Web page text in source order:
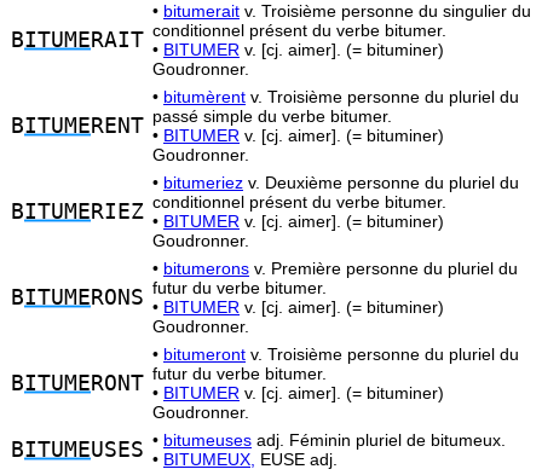
BITUME RAIT
• bitumerait v. Troisième personne du singulier du
conditionnel présent du verbe bitumer.
• BITUMER v. [cj. aimer]. (= bituminer)
Goudronner.
BITUME RENT
• bitumèrent v. Troisième personne du pluriel du
passé simple du verbe bitumer.
• BITUMER v. [cj. aimer]. (= bituminer)
Goudronner.
BITUME RIEZ
• bitumeriez v. Deuxième personne du pluriel du
conditionnel présent du verbe bitumer.
• BITUMER v. [cj. aimer]. (= bituminer)
Goudronner.
BITUME RONS
• bitumerons v. Première personne du pluriel du
futur du verbe bitumer.
• BITUMER v. [cj. aimer]. (= bituminer)
Goudronner.
BITUME RONT
• bitumeront v. Troisième personne du pluriel du
futur du verbe bitumer.
• BITUMER v. [cj. aimer]. (= bituminer)
Goudronner.
BITUMEUSES • bitumeuses adj. Féminin pluriel de bitumeux.
• BITUMEUX, EUSE adj.